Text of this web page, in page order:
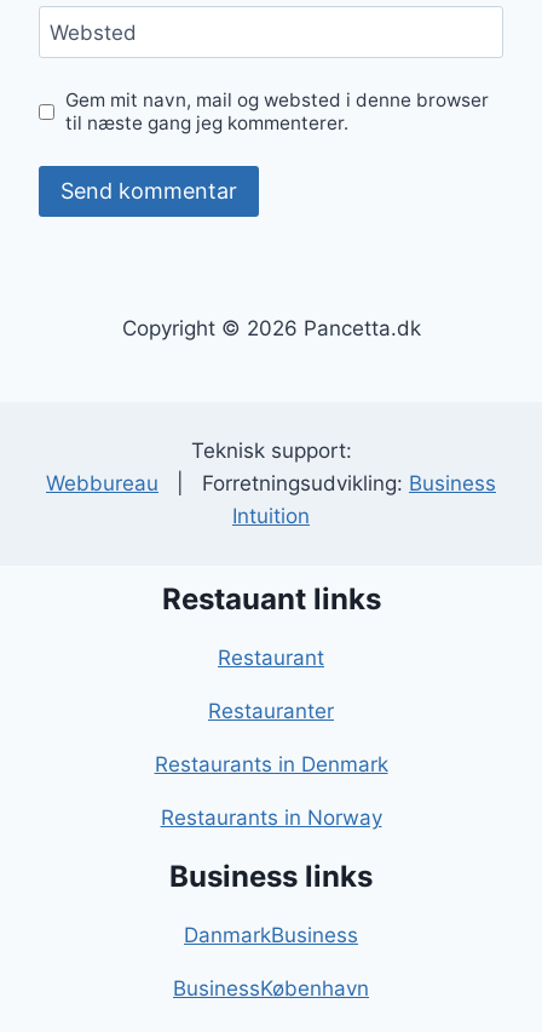
Websted
Gem mit navn, mail og websted i denne browser
til næste gang jeg kommenterer.
Copyright © 2026 Pancetta.dk
Teknisk support:
Webbureau | Forretningsudvikling: Business
Intuition
Restauant links
Restaurant
Restauranter
Restaurants in Denmark
Restaurants in Norway
Business links
DanmarkBusiness
BusinessKøbenhavn